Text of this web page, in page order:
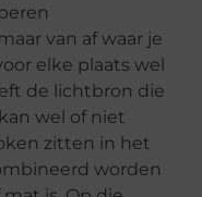
van af waar je
elke plaats wel
de lichtbron die
wel of niet
zitten in het
worden